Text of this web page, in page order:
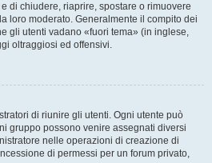
di chiudere, riaprire, spostare o rimuovere
loro moderato. Generalmente il compito dei
gli utenti vadano «fuori tema» (in inglese,
oltraggiosi ed offensivi.
di riunire gli utenti. Ogni utente può
gruppo possono venire assegnati diversi
nelle operazioni di creazione di
di permessi per un forum privato,